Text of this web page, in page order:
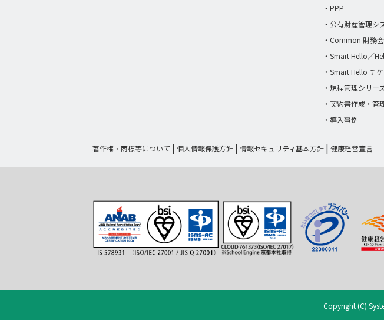
・PPP
・公有財産管理シ
・Common 財務
・Smart Hello／
・Smart Hello チ
・規程管理シリー
・契約書作成・管
・導入事例
著作権・商標等について 個人情報保護方針 情報セキュリティ基本方針 健康経営宣言
Copyright (C)